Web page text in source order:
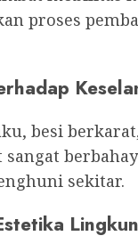
proses
besi
sekitar.